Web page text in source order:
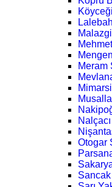
Meram
Otogar
Sancak